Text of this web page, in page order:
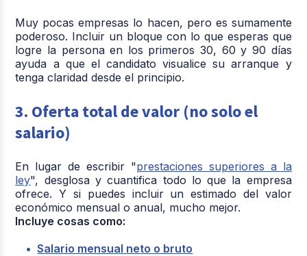
Muy pocas empresas lo hacen, pero es sumamente
poderoso. Incluir un bloque con lo que esperas que
logre la persona en los primeros 30, 60 y 90 días
ayuda a que el candidato visualice su arranque y
tenga claridad desde el principio.
3. Oferta total de valor (no solo el
salario)
En lugar de escribir "prestaciones superiores a la
ley", desglosa y cuantifica todo lo que la empresa
ofrece. Y si puedes incluir un estimado del valor
económico mensual o anual, mucho mejor.
Incluye cosas como:
Salario mensual neto o bruto